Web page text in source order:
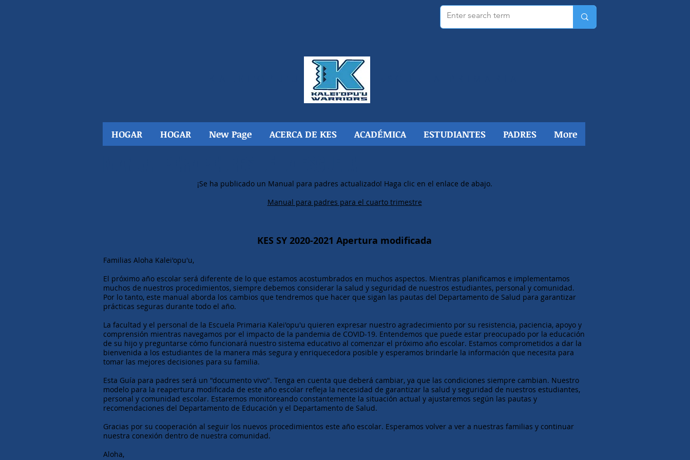
HOGAR HOGAR New Page ACERCA DE KES ACADÉMICA ESTUDIANTES PADRES More
¡Se ha publicado un Manual para padres actualizado! Haga clic en el enlace de abajo.
Manual para padres para el cuarto trimestre
KES SY 2020-2021 Apertura modificada
Familias Aloha Kalei'opu'u,
El próximo año escolar será diferente de lo que estamos acostumbrados en muchos aspectos. Mientras planificamos e implementamos
muchos de nuestros procedimientos, siempre debemos considerar la salud y seguridad de nuestros estudiantes, personal y comunidad.
Por lo tanto, este manual aborda los cambios que tendremos que hacer que sigan las pautas del Departamento de Salud para garantizar
prácticas seguras durante todo el año.
La facultad y el personal de la Escuela Primaria Kalei'opu'u quieren expresar nuestro agradecimiento por su resistencia, paciencia, apoyo y
comprensión mientras navegamos por el impacto de la pandemia de COVID-19. Entendemos que puede estar preocupado por la educación
de su hijo y preguntarse cómo funcionará nuestro sistema educativo al comenzar el próximo año escolar. Estamos comprometidos a dar la
bienvenida a los estudiantes de la manera más segura y enriquecedora posible y esperamos brindarle la información que necesita para
tomar las mejores decisiones para su familia.
Esta Guía para padres será un "documento vivo". Tenga en cuenta que deberá cambiar, ya que las condiciones siempre cambian. Nuestro
modelo para la reapertura modificada de este año escolar refleja la necesidad de garantizar la salud y seguridad de nuestros estudiantes,
personal y comunidad escolar. Estaremos monitoreando constantemente la situación actual y ajustaremos según las pautas y
recomendaciones del Departamento de Educación y el Departamento de Salud.
Gracias por su cooperación al seguir los nuevos procedimientos este año escolar. Esperamos volver a ver a nuestras familias y continuar
nuestra conexión dentro de nuestra comunidad.
Aloha,